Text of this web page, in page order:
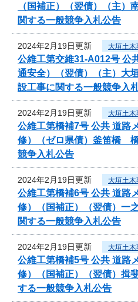
（国補正）（翌債）（主
関する一般競争入札公告
2024年2月19日更新 大垣土
公維工第交維31-A012号 公
通安全）（翌債）（主）
設工事に関する一般競争入
2024年2月19日更新 大垣土
公維工第橋補7号 公共 道路
修）（ゼロ県債）釜笛橋
競争入札公告
2024年2月19日更新 大垣土
公維工第橋補6号 公共 道路
修）（国補正）（翌債）一
関する一般競争入札公告
2024年2月19日更新 大垣土
公維工第橋補5号 公共 道路
修）（国補正）（翌債）揖
する一般競争入札公告